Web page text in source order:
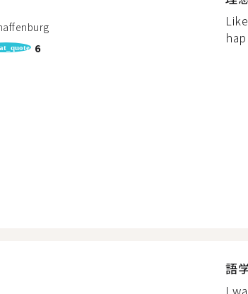
6
語
I